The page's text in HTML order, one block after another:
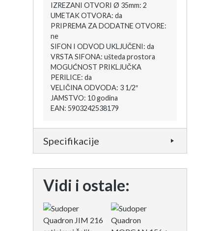
IZREZANI OTVORI Ø 35mm: 2
UMETAK OTVORA: da
PRIPREMA ZA DODATNE OTVORE:
ne
SIFON I ODVOD UKLJUČENI: da
VRSTA SIFONA: ušteda prostora
MOGUĆNOST PRIKLJUČKA
PERILICE: da
VELIČINA ODVODA: 3 1/2″
JAMSTVO: 10 godina
EAN: 5903242538179
Specifikacije
Vidi i ostale: